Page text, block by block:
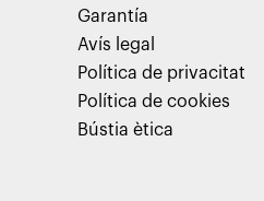
Garantía
Avís legal
Política de privacitat
Política de cookies
Bústia ètica